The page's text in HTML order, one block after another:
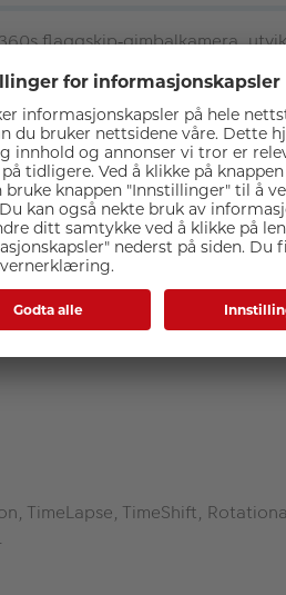
flaggskip‑gimbalkamera,
en bransjeledende avtakbar 2"
et profesjonelt teleobjektiv for
med Leica
TimeLapse, TimeShift,